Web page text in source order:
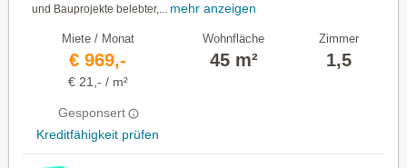
und Bauprojekte belebter,... mehr anzeigen
Miete / Monat
€ 969,-
€ 21,- / m²
Gesponsert
Kreditfähigkeit prüfen
Wohnfläche
45 m²
Zimmer
1,5